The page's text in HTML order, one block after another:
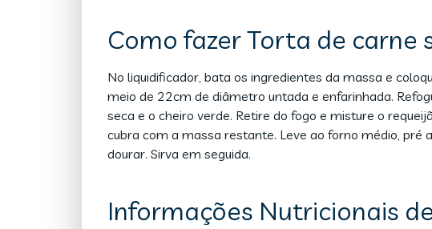
Como fazer Torta de carne
No liquidificador, bata os ingredientes da massa e
meio de 22cm de diâmetro untada e enfarinhada.
seca e o cheiro verde. Retire do fogo e misture o
cubra com a massa restante. Leve ao forno médio, pré
dourar. Sirva em seguida.
Informações Nutricionais